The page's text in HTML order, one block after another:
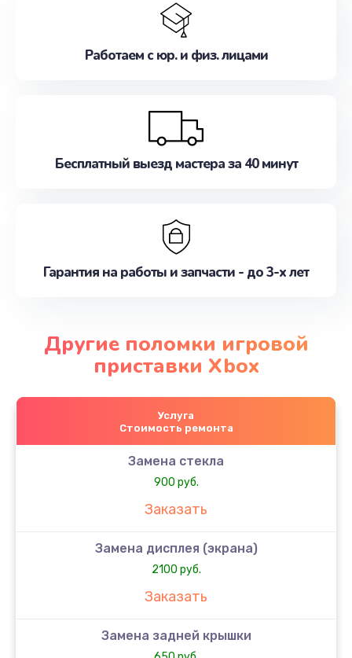
Работаем с юр. и физ. лицами
Бесплатный выезд мастера за 40 минут
Гарантия на работы и запчасти - до 3-х лет
Другие поломки игровой
приставки Xbox
Услуга
Стоимость ремонта
Замена стекла
900 руб.
Заказать
Замена дисплея (экрана)
2100 руб.
Заказать
Замена задней крышки